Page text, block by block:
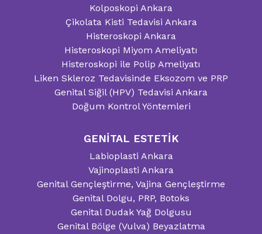
Kolposkopi Ankara
Çikolata Kisti Tedavisi Ankara
Histeroskopi Ankara
Histeroskopi Miyom Ameliyatı
Histeroskopi ile Polip Ameliyatı
Liken Skleroz Tedavisinde Eksozom ve PRP
Genital Siğil (HPV) Tedavisi Ankara
Doğum Kontrol Yöntemleri
GENİTAL ESTETİK
Labioplasti Ankara
Vajinoplasti Ankara
Genital Gençleştirme, Vajina Gençleştirme
Genital Dolgu, PRP, Botoks
Genital Dudak Yağ Dolgusu
Genital Bölge (Vulva) Beyazlatma